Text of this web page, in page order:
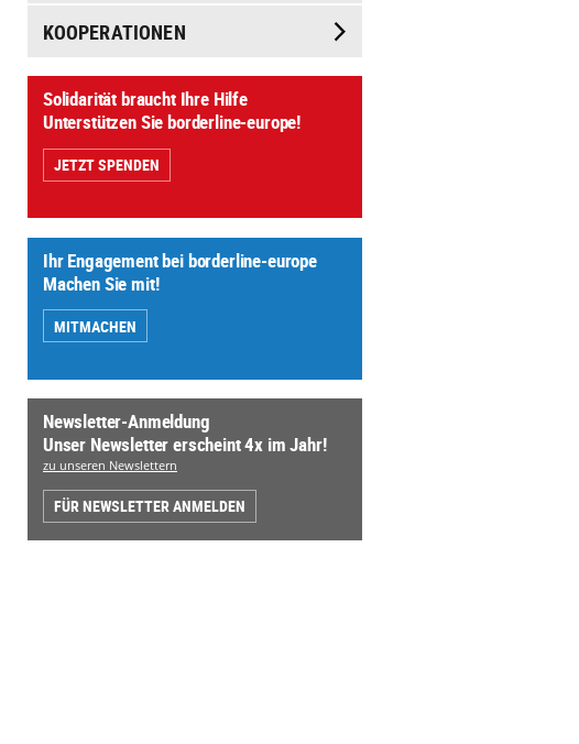
KOOPERATIONEN
Solidarität braucht Ihre Hilfe
Unterstützen Sie borderline-europe!
JETZT SPENDEN
Ihr Engagement bei borderline-europe
Machen Sie mit!
MITMACHEN
Newsletter-Anmeldung
Unser Newsletter erscheint 4x im Jahr!
zu unseren Newslettern
FÜR NEWSLETTER ANMELDEN